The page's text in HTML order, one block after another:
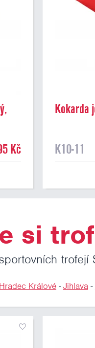
Kč
Kokarda
K10-11
si
trofejí
Hradec Králové-Jihlava-